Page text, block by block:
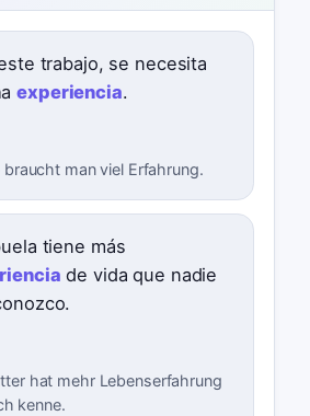
trabajo, se necesita
experiencia.
braucht man viel Erfahrung.
tiene más
de vida que nadie
hat mehr Lebenserfahrung
kenne.